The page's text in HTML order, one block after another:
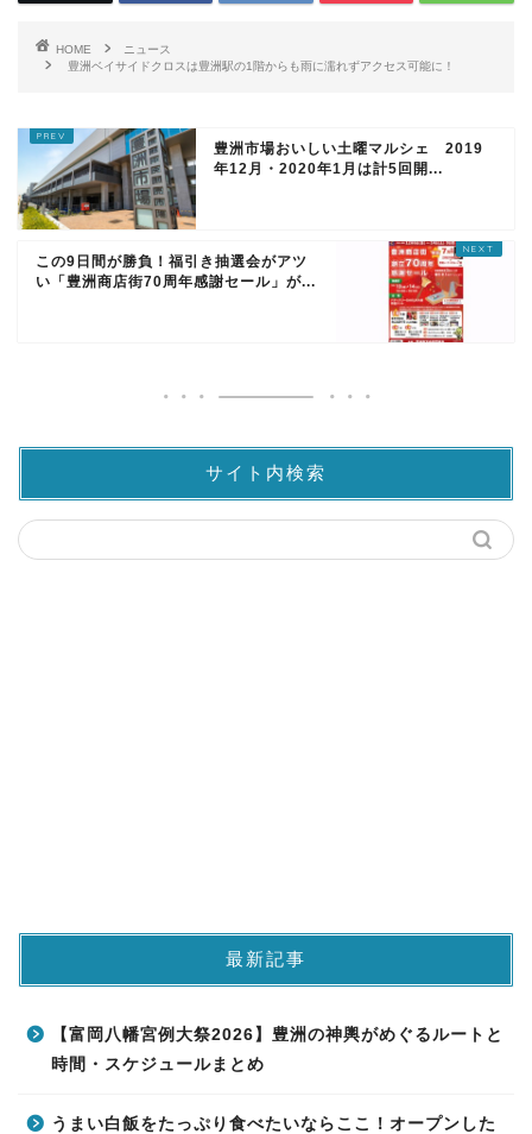
HOME
ニュース
豊洲ベイサイドクロスは豊洲駅の1階からも雨に濡れずアクセス可能に！
豊洲市場おいしい土曜マルシェ 2019
年12月・2020年1月は計5回開...
この9日間が勝負！福引き抽選会がアツ
い「豊洲商店街70周年感謝セール」が...
サイト内検索
最新記事
【富岡八幡宮例大祭2026】豊洲の神輿がめぐるルートと
時間・スケジュールまとめ
うまい白飯をたっぷり食べたいならここ！オープンした